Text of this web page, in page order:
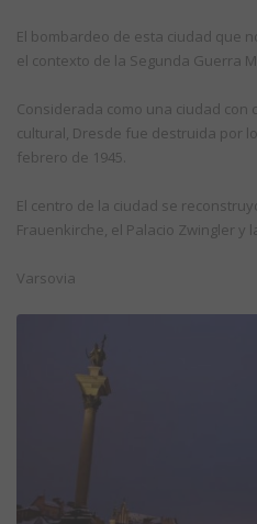
El bombardeo de esta ciudad que
el contexto de la Segunda Guerra
Considerada como una ciudad
cultural, Dresde fue destruida por
febrero de 1945.
El centro de la ciudad se
Frauenkirche, el Palacio Zwingler y
Varsovia